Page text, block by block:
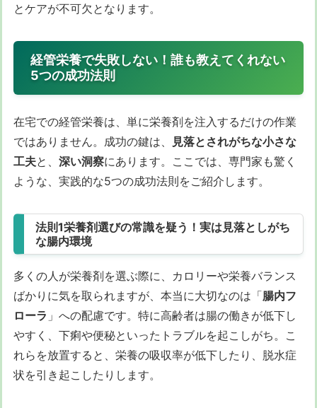
とケアが不可欠となります。
経管栄養で失敗しない！誰も教えてくれない
5つの成功法則
在宅での経管栄養は、単に栄養剤を注入するだけの作業
ではありません。成功の鍵は、
見落とされがちな小さな
工夫と、 深い洞察にあります。ここでは、専門家も驚く
ような、実践的な5つの成功法則をご紹介します。
法則1栄養剤選びの常識を疑う！実は見落としがち
な腸内環境
多くの人が栄養剤を選ぶ際に、カロリーや栄養バランス
ばかりに気を取られますが、本当に大切なのは「腸内フ
ローラ 」への配慮です。特に高齢者は腸の働きが低下し
やすく、下痢や便秘といったトラブルを起こしがち。こ
れらを放置すると、栄養の吸収率が低下したり、脱水症
状を引き起こしたりします。